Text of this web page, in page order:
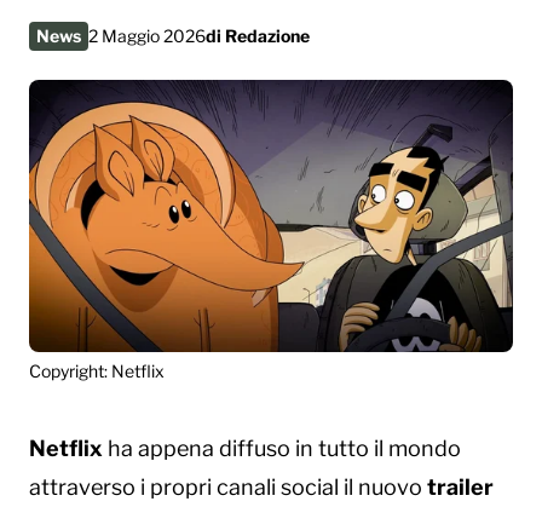
News 2 Maggio 2026di Redazione
Copyright: Netflix
Netflix ha appena diffuso in tutto il mondo
attraverso i propri canali social il nuovo trailer